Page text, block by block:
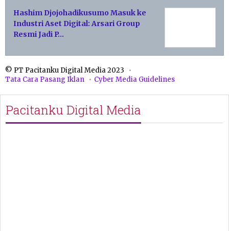
Hashim Djojohadikusumo Masuk ke
Industri Aset Digital: Arsari Group
Resmi Jadi P…
© PT Pacitanku Digital Media 2023
Tata Cara Pasang Iklan
Cyber Media Guidelines
Pacitanku Digital Media